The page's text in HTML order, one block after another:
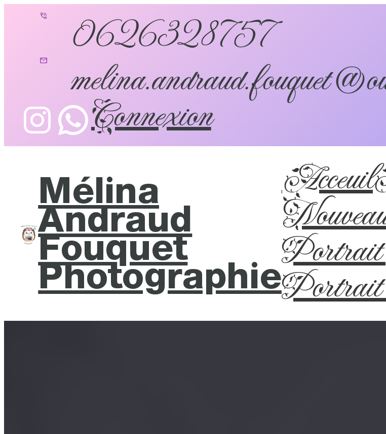
0626328757
Connexion
Mélina
Andraud
Fouquet
Photographie
Acceuil
Portrait